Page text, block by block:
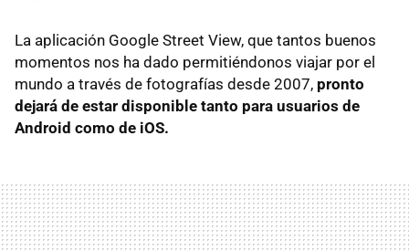
La aplicación Google Street View, que tantos buenos
momentos nos ha dado permitiéndonos viajar por el
mundo a través de fotografías desde 2007, pronto
dejará de estar disponible tanto para usuarios de
Android como de iOS.